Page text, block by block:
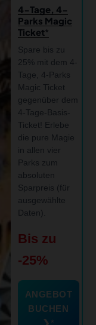
4-Tage, 4-
Parks Magic
Ticket
Spare bis zu
25% mit dem 4-
Tage, 4-Parks
Magic Ticket
gegenüber dem
4-Tage-Basis-
Ticket! Erlebe
die pure Magie
in allen vier
Parks zum
absoluten
Sparpreis (für
ausgewählte
Daten).
Bis zu
-25%
ANGEBOT
BUCHEN